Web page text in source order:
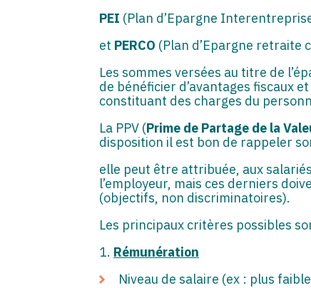
PEI (Plan d’Epargne
et PERCO (Plan d’Epargne
Les sommes versées au titre de
de bénéficier d’avantages fiscaux
constituant des charges du
La PPV (Prime de Partage de la
disposition il est bon de rappeler
elle peut être attribuée, aux
l’employeur, mais ces derniers
(objectifs, non discriminatoires).
Les principaux critères possibles
1. Rémunération
Niveau de salaire (ex : plus